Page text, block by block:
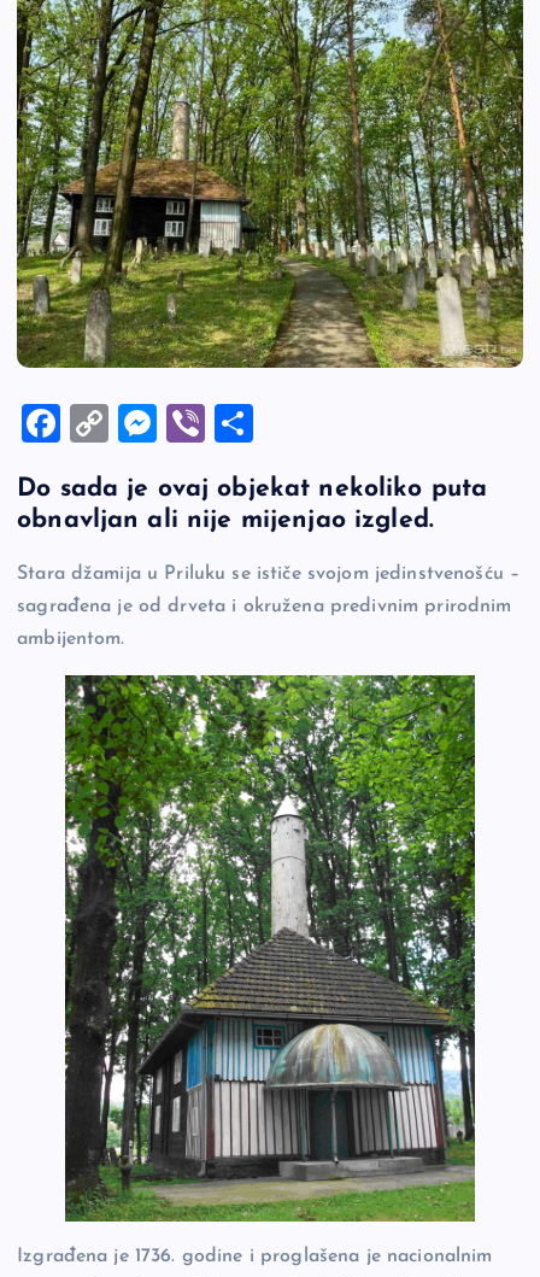
F
c
e
b
o
o
k
C
p
y
Li
n
k
M
se
n
g
er
Vi
er ar
e
Do sada je ovaj objekat nekoliko puta
obnavljan ali nije mijenjao izgled.
Stara džamija u Priluku se ističe svojom jedinstvenošću –
sagrađena je od drveta i okružena predivnim prirodnim
ambijentom.
Izgrađena je 1736. godine i proglašena je nacionalnim